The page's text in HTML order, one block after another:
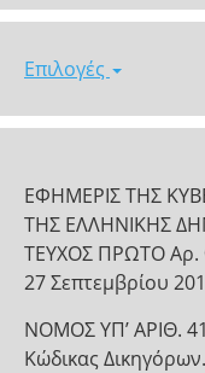
Επιλογές
ΕΦΗΜΕΡΙΣ ΤΗΣ
ΤΗΣ ΕΛΛΗΝΙΚΗΣ
ΤΕΥΧΟΣ ΠΡΩΤΟ Αρ.
27 Σεπτεμβρίου
ΝΟΜΟΣ ΥΠ’ ΑΡΙΘ.
Κώδικας Δικηγόρων.